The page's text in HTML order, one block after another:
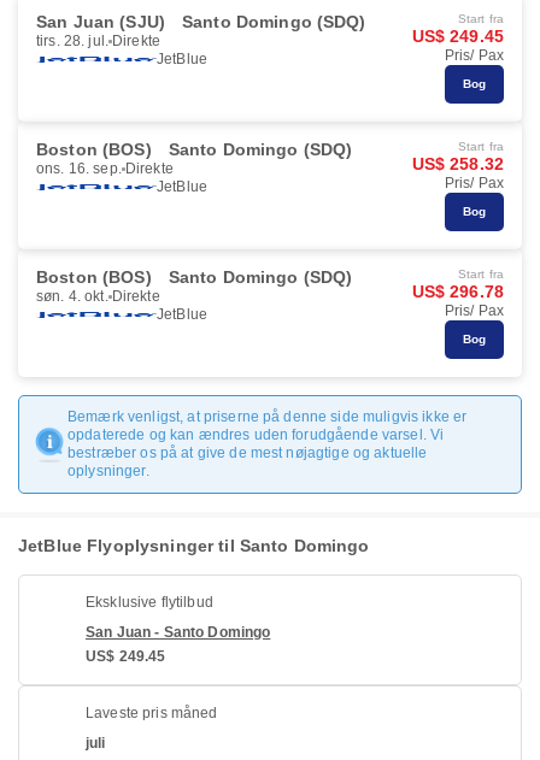
San Juan (SJU) Santo Domingo (SDQ)
tirs. 28. jul. Direkte
JetBlue
Start fra
US$ 249.45
Pris/ Pax
Bog
Boston (BOS) Santo Domingo (SDQ)
ons. 16. sep. Direkte
JetBlue
Start fra
US$ 258.32
Pris/ Pax
Bog
Boston (BOS) Santo Domingo (SDQ)
søn. 4. okt. Direkte
JetBlue
Start fra
US$ 296.78
Pris/ Pax
Bog
Bemærk venligst, at priserne på denne side muligvis ikke er
opdaterede og kan ændres uden forudgående varsel. Vi
bestræber os på at give de mest nøjagtige og aktuelle
oplysninger.
JetBlue Flyoplysninger til Santo Domingo
Eksklusive flytilbud
San Juan - Santo Domingo
US$ 249.45
Laveste pris måned
juli